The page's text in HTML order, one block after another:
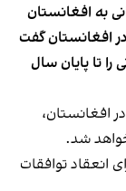
اوایل سال ۲۰۲۷، گازرسانی به افغانستان
در افغانستان گفت
تا پایان سال
افغانستان،
شد.
انعقاد توافقات